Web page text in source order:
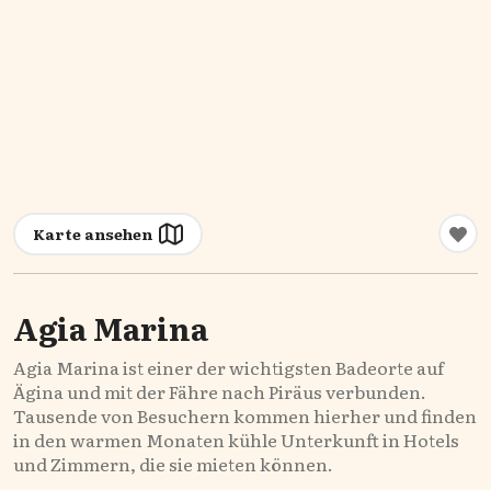
Karte ansehen
Agia Marina
Agia Marina ist einer der wichtigsten Badeorte auf
Ägina und mit der Fähre nach Piräus verbunden.
Tausende von Besuchern kommen hierher und finden
in den warmen Monaten kühle Unterkunft in Hotels
und Zimmern, die sie mieten können.